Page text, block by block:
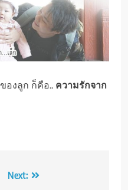
องลูก ก็คือ.. ความรักจาก
Next: